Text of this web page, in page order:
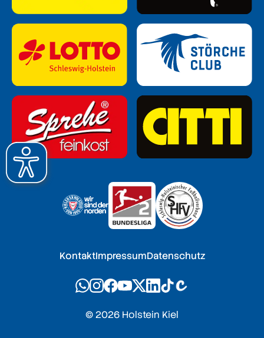
© 2026 Holstein Kiel
KontaktImpressumDatenschutz